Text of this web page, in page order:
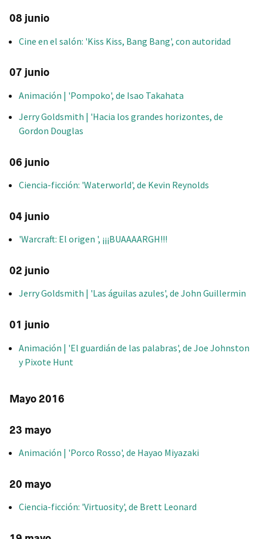
08 junio
Cine en el salón: 'Kiss Kiss, Bang Bang', con autoridad
07 junio
Animación | 'Pompoko', de Isao Takahata
Jerry Goldsmith | 'Hacia los grandes horizontes, de
Gordon Douglas
06 junio
Ciencia-ficción: 'Waterworld', de Kevin Reynolds
04 junio
'Warcraft: El origen ', ¡¡¡BUAAAARGH!!!
02 junio
Jerry Goldsmith | 'Las águilas azules', de John Guillermin
01 junio
Animación | 'El guardián de las palabras', de Joe Johnston
y Pixote Hunt
Mayo 2016
23 mayo
Animación | 'Porco Rosso', de Hayao Miyazaki
20 mayo
Ciencia-ficción: 'Virtuosity', de Brett Leonard